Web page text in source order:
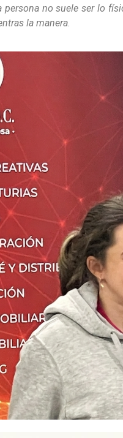
no suele ser lo
la manera